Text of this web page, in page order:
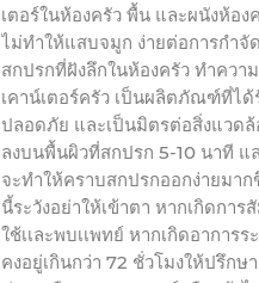
เตอร์ในห้องครัว พื้น และผนังห้อง
ไม่ทำให้แสบจมูก ง่ายต่อการกำ
สกปรกที่ฝังลึกในห้องครัว ทำควา
เคาน์เตอร์ครัว เป็นผลิตภัณฑ์ที่ไ
ปลอดภัย และเป็นมิตรต่อสิ่งแวด
ลงบนพื้นผิวที่สกปรก 5-10 นาที แ
จะทำให้คราบสกปรกออกง่ายมา
นี้ระวังอย่าให้เข้าตา หากเกิดกา
ใช้เเละพบเเพทย์ หากเกิดอาการ
คงอยู่เกินกว่า 72 ชั่วโมงให้ปรึกษ